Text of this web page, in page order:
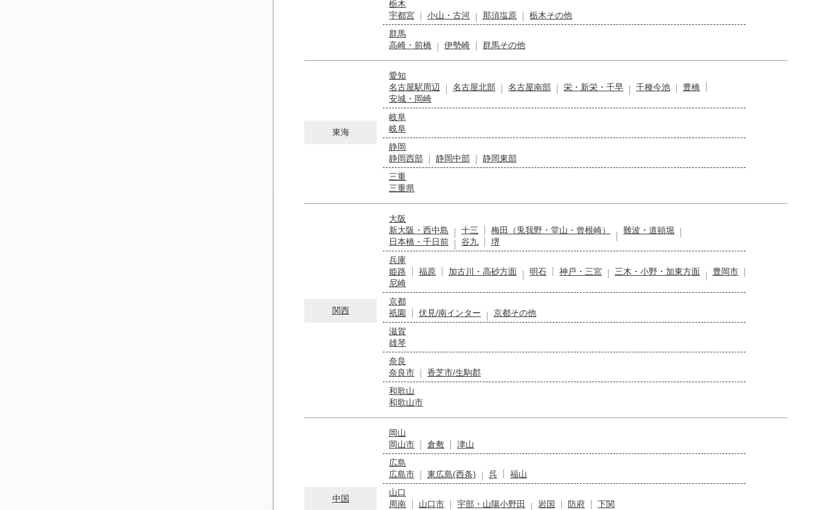
栃木
宇都宮
小山・古河 那須塩原
栃木その他
群馬
高崎・前橋
伊勢崎 群馬その他
東海
愛知
名古屋駅周辺
名古屋北部 名古屋南部 栄・新栄・千早 千種今池
豊橋
安城・岡崎
岐阜
岐阜
静岡
静岡西部
静岡中部
静岡東部
三重
三重県
関西
大阪
新大阪・西中島
十三 梅田（兎我野・堂山・曾根崎）
難波・道頓堀
日本橋・千日前
谷九
堺
兵庫
姫路
福原 加古川・高砂方面 明石 神戸・三宮 三木・小野・加東方面
豊岡市
尼崎
京都
祇園
伏見/南インター
京都その他
滋賀
雄琴
奈良
奈良市
香芝市/生駒郡
和歌山
和歌山市
中国
岡山
岡山市
倉敷
津山
広島
広島市
東広島(西条) 呉
福山
山口
周南
山口市 宇部・山陽小野田 岩国 防府
下関